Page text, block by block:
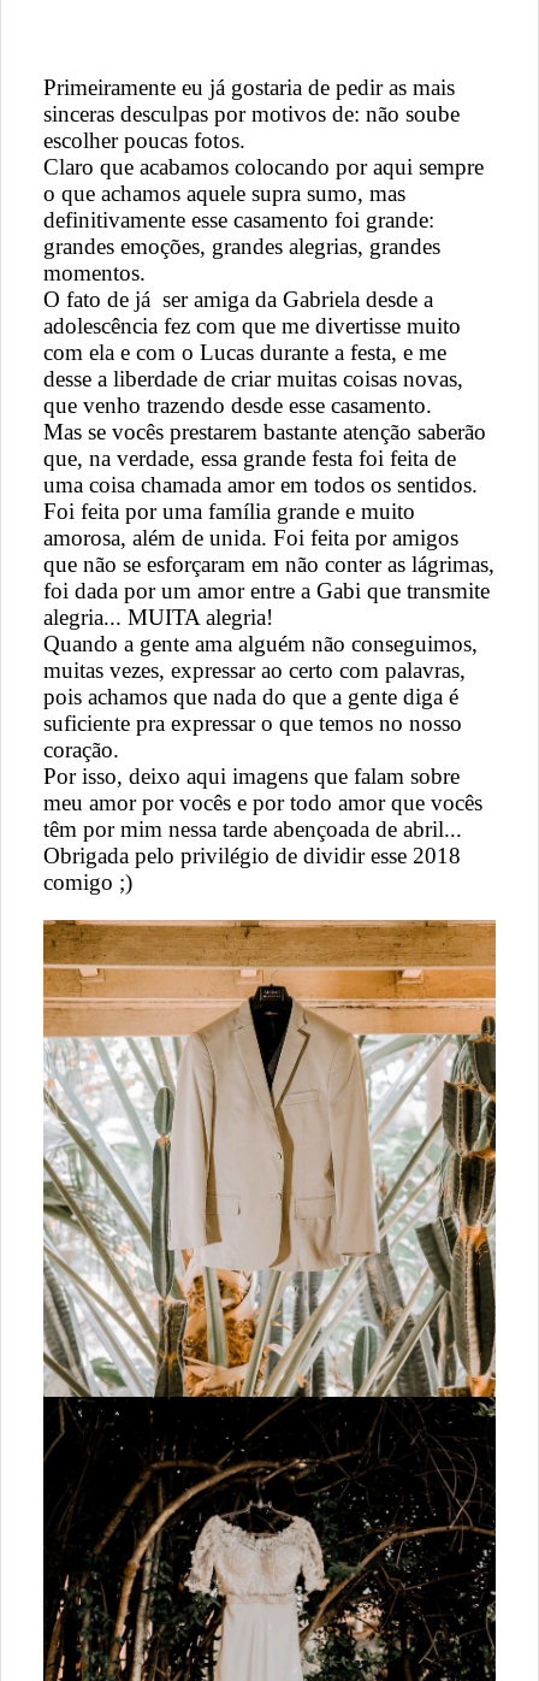
Primeiramente eu já gostaria de pedir as mais
sinceras desculpas por motivos de: não soube
escolher poucas fotos.
Claro que acabamos colocando por aqui sempre
o que achamos aquele supra sumo, mas
definitivamente esse casamento foi grande:
grandes emoções, grandes alegrias, grandes
momentos.
O fato de já ser amiga da Gabriela desde a
adolescência fez com que me divertisse muito
com ela e com o Lucas durante a festa, e me
desse a liberdade de criar muitas coisas novas,
que venho trazendo desde esse casamento.
Mas se vocês prestarem bastante atenção saberão
que, na verdade, essa grande festa foi feita de
uma coisa chamada amor em todos os sentidos.
Foi feita por uma família grande e muito
amorosa, além de unida. Foi feita por amigos
que não se esforçaram em não conter as lágrimas,
foi dada por um amor entre a Gabi que transmite
alegria... MUITA alegria!
Quando a gente ama alguém não conseguimos,
muitas vezes, expressar ao certo com palavras,
pois achamos que nada do que a gente diga é
suficiente pra expressar o que temos no nosso
coração.
Por isso, deixo aqui imagens que falam sobre
meu amor por vocês e por todo amor que vocês
têm por mim nessa tarde abençoada de abril...
Obrigada pelo privilégio de dividir esse 2018
comigo ;)